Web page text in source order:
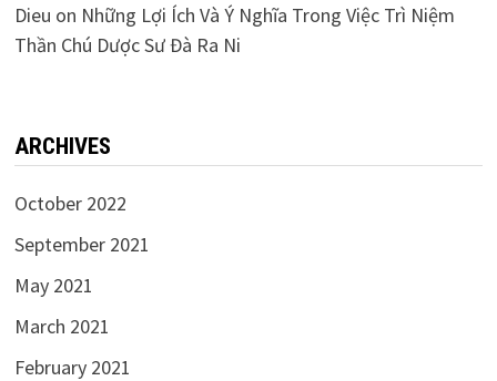
Dieu on Những Lợi Ích Và Ý Nghĩa Trong Việc Trì Niệm
Thần Chú Dược Sư Đà Ra Ni
ARCHIVES
October 2022
September 2021
May 2021
March 2021
February 2021